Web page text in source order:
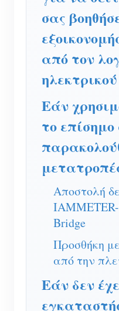
Φορτιστής EV
IAMMETER
Εικονικός
Σύστημα
Ενέργειας
Εφαρμογές
Επιτηρητής
συστήματος
Σύστημα
Οικιακός
Ενεργειακή
Κατάστημα
Πόροι
Γρήγορη
Εγγραφο
Εκπαιδευτικό
Νέα
Κοινότητα
Εξερευνώ
Επικοινωνία
Σχετικά με
σας
από τον
Εάν
το
Αποστολή
Bridge
Προσθήκη
από την
Εάν δεν